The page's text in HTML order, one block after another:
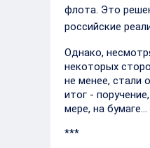
флота. Это
российские
Однако,
некоторых
не менее, стали
итог -
мере, на бумаге…
***